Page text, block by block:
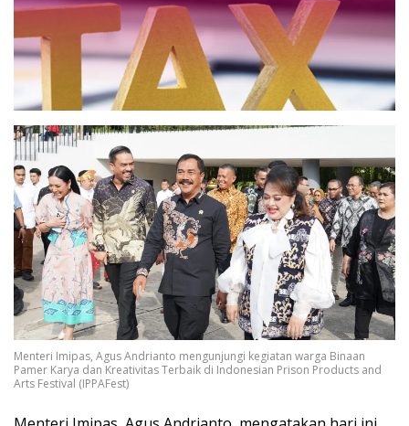
Menteri Imipas, Agus Andrianto mengunjungi kegiatan warga Binaan
Pamer Karya dan Kreativitas Terbaik di Indonesian Prison Products and
Arts Festival (IPPAFest)